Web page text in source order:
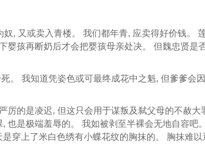
, 又或卖入青楼。 我们都年青, 应卖得好价钱。
婴孩再断奶后才会把婴孩母亲处决。 但魏忠贤是
。 我知道凭姿色或可最终成花中之魁, 但爹爹会
厉的是凌迟, 但这只会用于谋叛及弑父母的不赦大
也是极端羞辱的。 我如被剥至半裸会无地自容吧
穿上了米白色绣有小蝶花纹的胸抹的。 胸抹难